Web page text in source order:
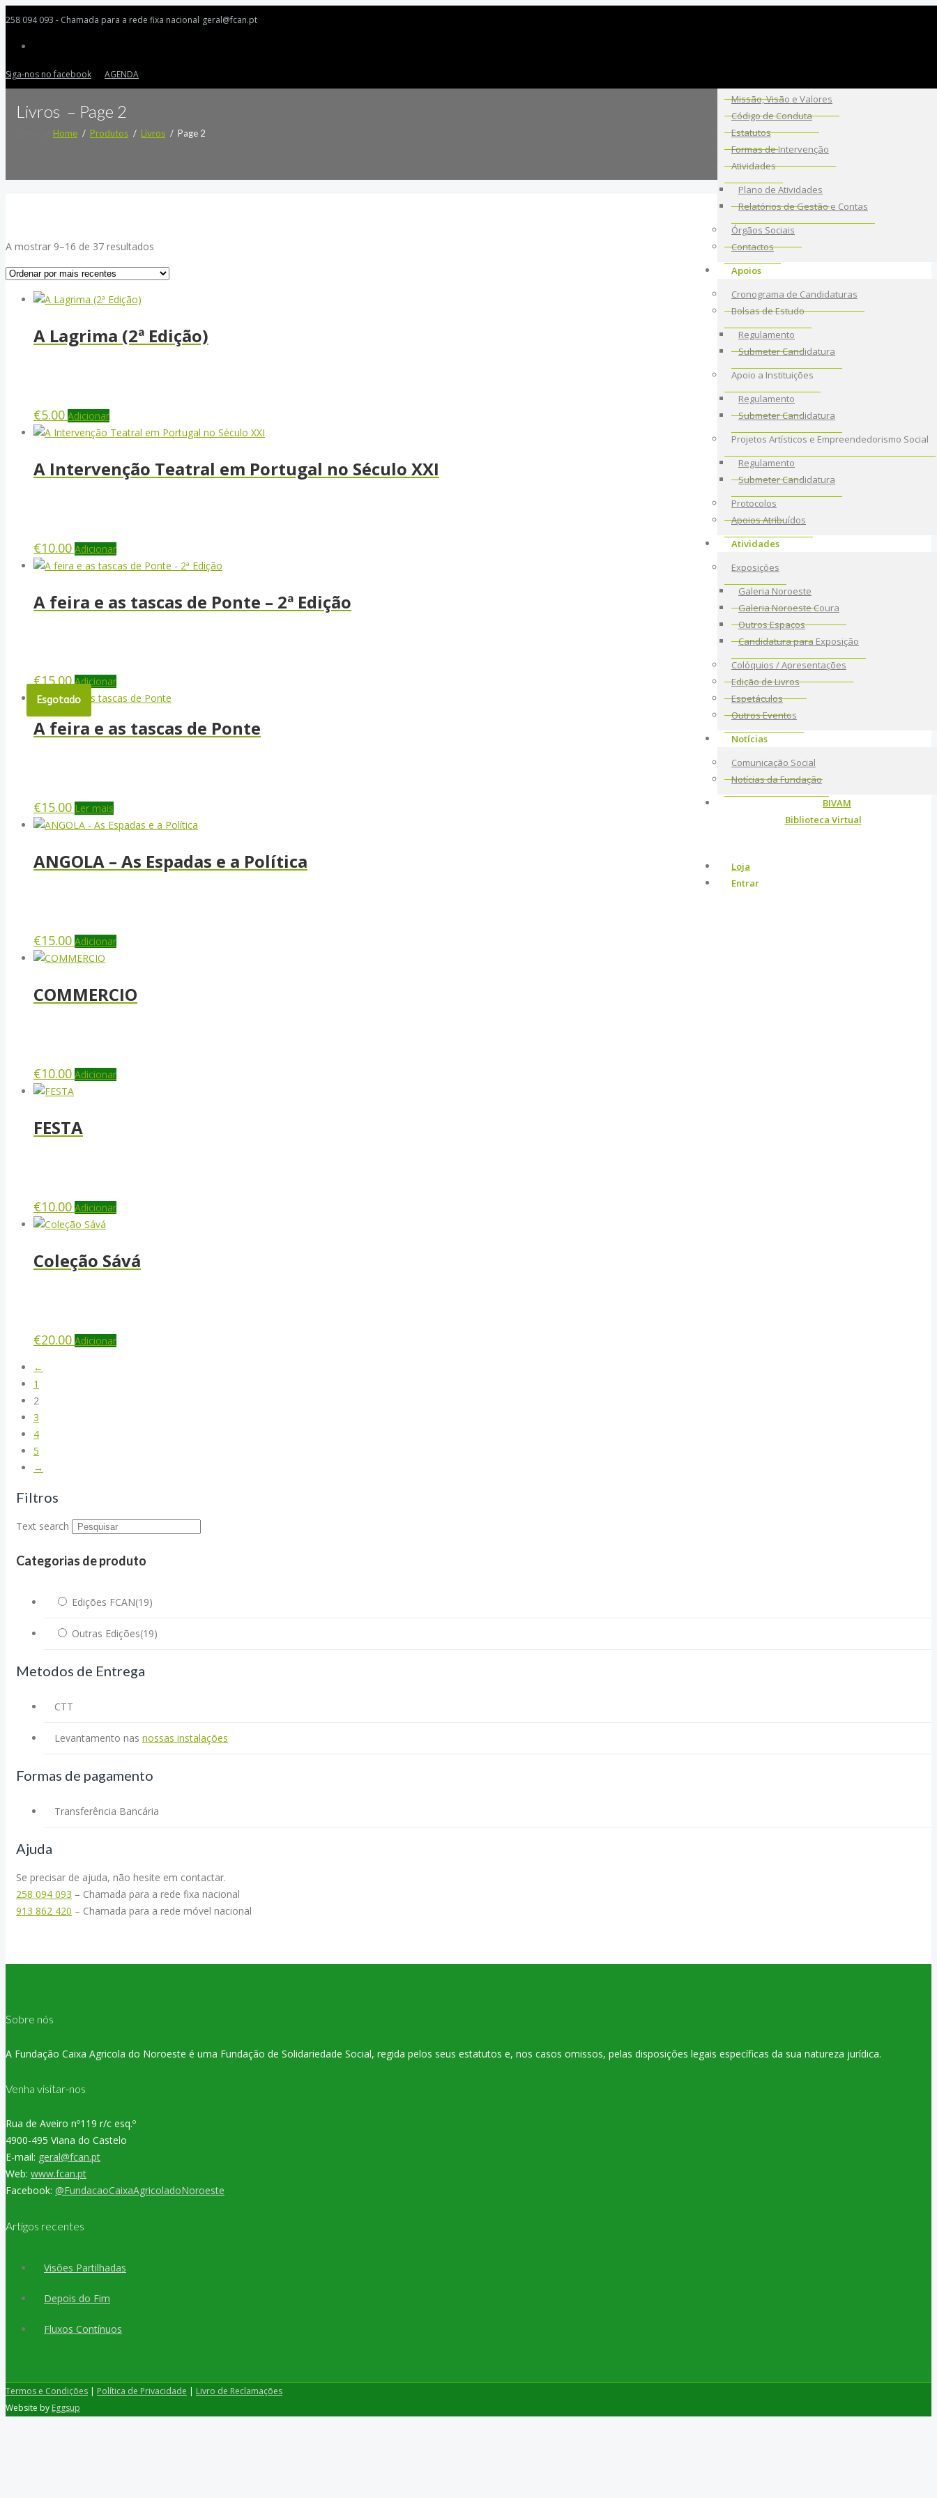
258 094 093 - Chamada para a rede fixa nacional geral@fcan.pt
Siga-nos no facebook AGENDA
Missão, Visão e Valores
Código de Conduta
Estatutos
Formas de Intervenção
Atividades
Plano de Atividades
Relatórios de Gestão e Contas
Órgãos Sociais
Contactos
Apoios
Cronograma de Candidaturas
Bolsas de Estudo
Regulamento
Submeter Candidatura
Apoio a Instituições
Regulamento
Submeter Candidatura
Projetos Artísticos e Empreendedorismo Social
Regulamento
Submeter Candidatura
Protocolos
Apoios Atribuídos
Atividades
Exposições
Galeria Noroeste
Galeria Noroeste Coura
Outros Espaços
Candidatura para Exposição
Colóquios / Apresentações
Edição de Livros
Espetáculos
Outros Eventos
Notícias
Comunicação Social
Notícias da Fundação
BIVAM
Biblioteca Virtual
Loja
Entrar
Livros – Page 2
Home Produtos Livros Page 2
A mostrar 9–16 de 37 resultados
mais
A Lagrima (2ª Edição)
€5.00 Adicionar
A Intervenção Teatral em Portugal no Século XXI
€10.00 Adicionar
A feira e as tascas de Ponte – 2ª Edição
€15.00 Adicionar
Esgotado
A feira e as tascas de Ponte
€15.00 Ler mais
ANGOLA – As Espadas e a Política
€15.00 Adicionar
COMMERCIO
€10.00 Adicionar
FESTA
€10.00 Adicionar
Coleção Sává
€20.00 Adicionar
←
1
2
3
4
5
→
Filtros
Text search
Categorias de produto
Edições FCAN(19)
Outras Edições(19)
Metodos de Entrega
CTT
Levantamento nas nossas instalações
Formas de pagamento
Transferência Bancária
Ajuda
Se precisar de ajuda, não hesite em contactar.
258 094 093 – Chamada para a rede fixa nacional
913 862 420 – Chamada para a rede móvel nacional
Sobre nós
A Fundação Caixa Agricola do Noroeste é uma Fundação de Solidariedade Social, regida pelos seus estatutos e, nos casos omissos, pelas disposições legais específicas da sua natureza jurídica.
Venha visitar-nos
Rua de Aveiro nº119 r/c esq.º
4900-495 Viana do Castelo
E-mail: geral@fcan.pt
Web: www.fcan.pt
Facebook: @FundacaoCaixaAgricoladoNoroeste
Artigos recentes
Visões Partilhadas
Depois do Fim
Fluxos Contínuos
Termos e Condições | Política de Privacidade | Livro de Reclamações
Website by Eggsup